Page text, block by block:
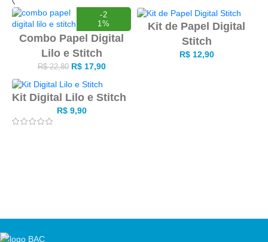
-2
1%
Combo Papel Digital
Lilo e Stitch
R$22,80 R$17,90
Kit de Papel Digital
Stitch
R$12,90
Kit Digital Lilo e Stitch
R$9,90